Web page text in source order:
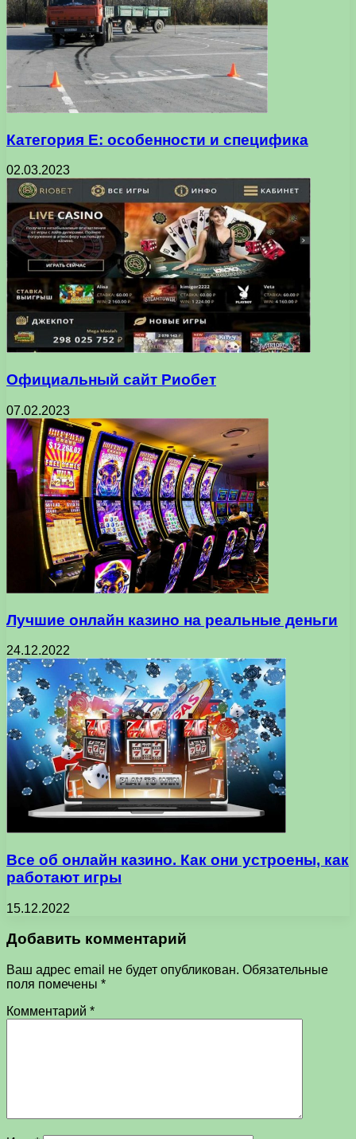
Категория Е: особенности и специфика
02.03.2023
Официальный сайт Риобет
07.02.2023
Лучшие онлайн казино на реальные деньги
24.12.2022
Все об онлайн казино. Как они устроены, как
работают игры
15.12.2022
Добавить комментарий
Ваш адрес email не будет опубликован. Обязательные
поля помечены *
Комментарий *